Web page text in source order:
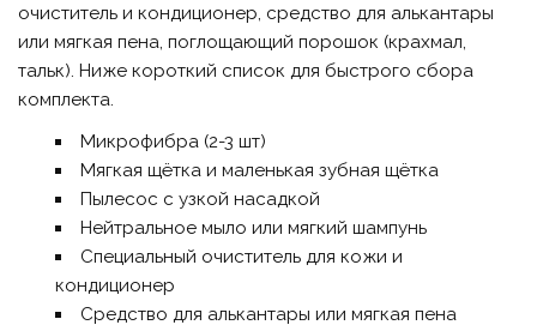
очиститель и кондиционер, средство для алькантары
или мягкая пена, поглощающий порошок (крахмал,
тальк). Ниже короткий список для быстрого сбора
комплекта.
Микрофибра (2-3 шт)
Мягкая щётка и маленькая зубная щётка
Пылесос с узкой насадкой
Нейтральное мыло или мягкий шампунь
Специальный очиститель для кожи и
кондиционер
Средство для алькантары или мягкая пена